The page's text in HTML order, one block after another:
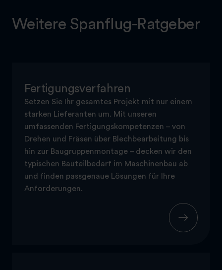
Weitere Spanflug-Ratgeber
Fertigungsverfahren
Setzen Sie Ihr gesamtes Projekt mit nur einem
starken Lieferanten um. Mit unseren
umfassenden Fertigungskompetenzen – von
Drehen und Fräsen über Blechbearbeitung bis
hin zur Baugruppenmontage – decken wir den
typischen Bauteilbedarf im Maschinenbau ab
und finden passgenaue Lösungen für Ihre
Anforderungen.